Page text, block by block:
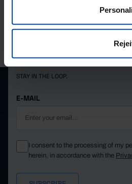
SUBSCRIBE TO
STAY IN THE LOOP.
E-MAIL
I consent to the processing of my
herein, in accordance with the